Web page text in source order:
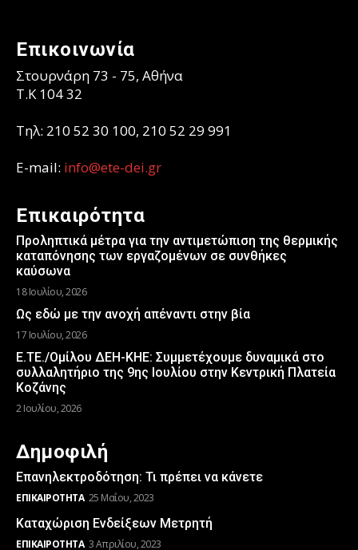
Επικοινωνία
Στουρνάρη 73 - 75, Αθήνα
T.K 104 32
Τηλ: 210 52 30 100, 210 52 29 991
E-mail: info@ete-dei.gr
Επικαιρότητα
Προληπτικά μέτρα για την αντιμετώπιση της θερμικής
καταπόνησης των εργαζομένων σε συνθήκες
καύσωνα
18 Ιουλίου, 2026
Ως εδώ με την ανοχή απέναντι στην βία
17 Ιουλίου, 2026
Ε.ΤΕ./Ομίλου ΔΕΗ-ΚΗΕ: Συμμετέχουμε δυναμικά στο
συλλαλητήριο της 9ης Ιουλίου στην Κεντρική Πλατεία
Κοζάνης
2 Ιουλίου, 2026
Δημοφιλή
Επανηλεκτροδότηση: Τι πρέπει να κάνετε
ΕΠΙΚΑΙΡΌΤΗΤΑ 25 Μαΐου, 2023
Καταχώριση Ενδείξεων Μετρητή
ΕΠΙΚΑΙΡΌΤΗΤΑ 3 Απριλίου, 2023